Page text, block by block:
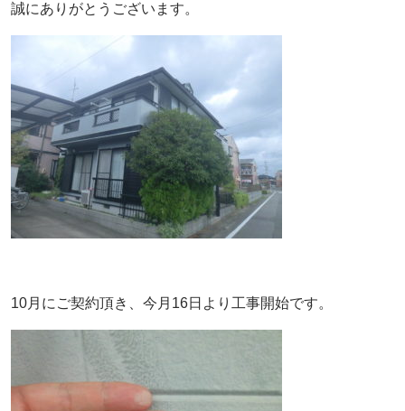
誠にありがとうございます。
10月にご契約頂き、今月16日より工事開始です。